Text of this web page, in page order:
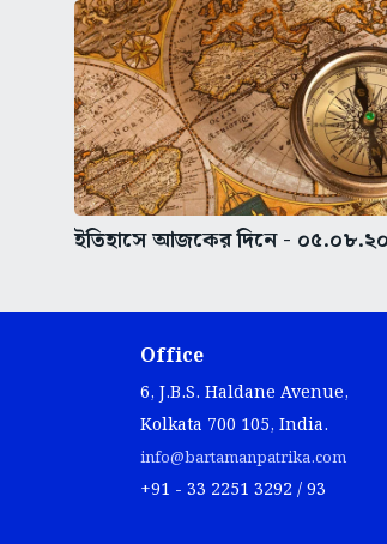
ইতিহাসে আজকের দিনে -
Office
6, J.B.S. Haldane Avenue,
Kolkata 700 105, India.
info@bartamanpatrika.com
+91 - 33 2251 3292 / 93